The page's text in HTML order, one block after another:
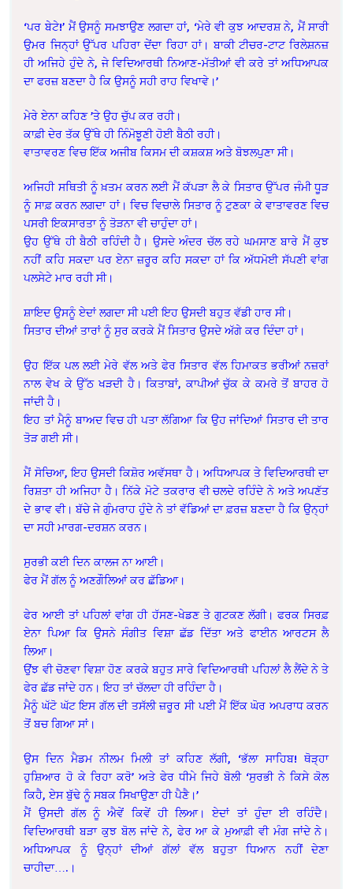
‘ਪਰ ਬੇਟੇ!’ ਮੈਂ ਉਸਨੂੰ ਸਮਝਾਉਣ ਲਗਦਾ ਹਾਂ, ‘ਮੇਰੇ ਵੀ ਕੁਝ ਆਦਰਸ਼ ਨੇ, ਮੈਂ ਸਾਰੀ
ਉਮਰ ਜਿਨ੍ਹਾਂ ਉੱਪਰ ਪਹਿਰਾ ਦੇਂਦਾ ਰਿਹਾ ਹਾਂ। ਬਾਕੀ ਟੀਚਰ-ਟਾਟ ਰਿਲੇਸ਼ਨਜ਼
ਹੀ ਅਜਿਹੇ ਹੁੰਦੇ ਨੇ, ਜੇ ਵਿਦਿਆਰਥੀ ਨਿਆਣ-ਮੱਤੀਆਂ ਵੀ ਕਰੇ ਤਾਂ ਅਧਿਆਪਕ
ਦਾ ਫਰਜ਼ ਬਣਦਾ ਹੈ ਕਿ ਉਸਨੂੰ ਸਹੀ ਰਾਹ ਵਿਖਾਵੇ।’
ਮੇਰੇ ਏਨਾ ਕਹਿਣ ’ਤੇ ਉਹ ਚੁੱਪ ਕਰ ਰਹੀ।
ਕਾਫ਼ੀ ਦੇਰ ਤੱਕ ਉੱਥੇ ਹੀ ਨਿੰਮੋਝੂਣੀ ਹੋਈ ਬੈਠੀ ਰਹੀ।
ਵਾਤਾਵਰਣ ਵਿਚ ਇੱਕ ਅਜੀਬ ਕਿਸਮ ਦੀ ਕਸ਼ਕਸ਼ ਅਤੇ ਬੋਝਲਪੁਣਾ ਸੀ।
ਅਜਿਹੀ ਸਥਿਤੀ ਨੂੰ ਖ਼ਤਮ ਕਰਨ ਲਈ ਮੈਂ ਕੱਪੜਾ ਲੈ ਕੇ ਸਿਤਾਰ ਉੱਪਰ ਜੰਮੀ ਧੂੜ
ਨੂੰ ਸਾਫ਼ ਕਰਨ ਲਗਦਾ ਹਾਂ। ਵਿਚ ਵਿਚਾਲੇ ਸਿਤਾਰ ਨੂੰ ਟੁਣਕਾ ਕੇ ਵਾਤਾਵਰਣ ਵਿਚ
ਪਸਰੀ ਇਕਸਾਰਤਾ ਨੂੰ ਤੋੜਨਾ ਵੀ ਚਾਹੁੰਦਾ ਹਾਂ।
ਉਹ ਉੱਥੇ ਹੀ ਬੈਠੀ ਰਹਿੰਦੀ ਹੈ। ਉਸਦੇ ਅੰਦਰ ਚੱਲ ਰਹੇ ਘਮਸਾਣ ਬਾਰੇ ਮੈਂ ਕੁਝ
ਨਹੀਂ ਕਹਿ ਸਕਦਾ ਪਰ ਏਨਾ ਜ਼ਰੂਰ ਕਹਿ ਸਕਦਾ ਹਾਂ ਕਿ ਅੱਧਮੋਈ ਸੱਪਣੀ ਵਾਂਗ
ਪਲਸੇਟੇ ਮਾਰ ਰਹੀ ਸੀ।
ਸ਼ਾਇਦ ਉਸਨੂੰ ਏਦਾਂ ਲਗਦਾ ਸੀ ਪਈ ਇਹ ਉਸਦੀ ਬਹੁਤ ਵੱਡੀ ਹਾਰ ਸੀ।
ਸਿਤਾਰ ਦੀਆਂ ਤਾਰਾਂ ਨੂੰ ਸੁਰ ਕਰਕੇ ਮੈਂ ਸਿਤਾਰ ਉਸਦੇ ਅੱਗੇ ਕਰ ਦਿੰਦਾ ਹਾਂ।
ਉਹ ਇੱਕ ਪਲ ਲਈ ਮੇਰੇ ਵੱਲ ਅਤੇ ਫੇਰ ਸਿਤਾਰ ਵੱਲ ਹਿਮਾਕਤ ਭਰੀਆਂ ਨਜ਼ਰਾਂ
ਨਾਲ ਵੇਖ ਕੇ ਉੱਠ ਖੜਦੀ ਹੈ। ਕਿਤਾਬਾਂ, ਕਾਪੀਆਂ ਚੁੱਕ ਕੇ ਕਮਰੇ ਤੋਂ ਬਾਹਰ ਹੋ
ਜਾਂਦੀ ਹੈ।
ਇਹ ਤਾਂ ਮੈਨੂੰ ਬਾਅਦ ਵਿਚ ਹੀ ਪਤਾ ਲੱਗਿਆ ਕਿ ਉਹ ਜਾਂਦਿਆਂ ਸਿਤਾਰ ਦੀ ਤਾਰ
ਤੋੜ ਗਈ ਸੀ।
ਮੈਂ ਸੋਚਿਆ, ਇਹ ਉਸਦੀ ਕਿਸ਼ੋਰ ਅਵੱਸਥਾ ਹੈ। ਅਧਿਆਪਕ ਤੇ ਵਿਦਿਆਰਥੀ ਦਾ
ਰਿਸ਼ਤਾ ਹੀ ਅਜਿਹਾ ਹੈ। ਨਿੱਕੇ ਮੋਟੇ ਤਕਰਾਰ ਵੀ ਚਲਦੇ ਰਹਿੰਦੇ ਨੇ ਅਤੇ ਅਪਣੱਤ
ਦੇ ਭਾਵ ਵੀ। ਬੱਚੇ ਜੇ ਗੁੰਮਰਾਹ ਹੁੰਦੇ ਨੇ ਤਾਂ ਵੱਡਿਆਂ ਦਾ ਫ਼ਰਜ਼ ਬਣਦਾ ਹੈ ਕਿ ਉਨ੍ਹਾਂ
ਦਾ ਸਹੀ ਮਾਰਗ-ਦਰਸ਼ਨ ਕਰਨ।
ਸੁਰਭੀ ਕਈ ਦਿਨ ਕਾਲਜ ਨਾ ਆਈ।
ਫੇਰ ਮੈਂ ਗੱਲ ਨੂੰ ਅਣਗੌਲਿਆਂ ਕਰ ਛੱਡਿਆ।
ਫੇਰ ਆਈ ਤਾਂ ਪਹਿਲਾਂ ਵਾਂਗ ਹੀ ਹੱਸਣ-ਖੇਡਣ ਤੇ ਗੁਟਕਣ ਲੱਗੀ। ਫਰਕ ਸਿਰਫ਼
ਏਨਾ ਪਿਆ ਕਿ ਉਸਨੇ ਸੰਗੀਤ ਵਿਸ਼ਾ ਛੱਡ ਦਿੱਤਾ ਅਤੇ ਫਾਈਨ ਆਰਟਸ ਲੈ
ਲਿਆ।
ਉਂਝ ਵੀ ਚੋਣਵਾ ਵਿਸ਼ਾ ਹੋਣ ਕਰਕੇ ਬਹੁਤ ਸਾਰੇ ਵਿਦਿਆਰਥੀ ਪਹਿਲਾਂ ਲੈ ਲੈਂਦੇ ਨੇ ਤੇ
ਫੇਰ ਛੱਡ ਜਾਂਦੇ ਹਨ। ਇਹ ਤਾਂ ਚੱਲਦਾ ਹੀ ਰਹਿੰਦਾ ਹੈ।
ਮੈਨੂੰ ਘੱਟੋ ਘੱਟ ਇਸ ਗੱਲ ਦੀ ਤਸੱਲੀ ਜ਼ਰੂਰ ਸੀ ਪਈ ਮੈਂ ਇੱਕ ਘੋਰ ਅਪਰਾਧ ਕਰਨ
ਤੋਂ ਬਚ ਗਿਆ ਸਾਂ।
ਉਸ ਦਿਨ ਮੈਡਮ ਨੀਲਮ ਮਿਲੀ ਤਾਂ ਕਹਿਣ ਲੱਗੀ, ‘ਭੱਲਾ ਸਾਹਿਬ! ਥੋੜ੍ਹਾ
ਹੁਸ਼ਿਆਰ ਹੋ ਕੇ ਰਿਹਾ ਕਰੋ’ ਅਤੇ ਫੇਰ ਧੀਮੇ ਜਿਹੇ ਬੋਲੀ ‘ਸੁਰਭੀ ਨੇ ਕਿਸੇ ਕੋਲ
ਕਿਹੈ, ਏਸ ਬੁੱਢੇ ਨੂੰ ਸਬਕ ਸਿਖਾਉਣਾ ਹੀ ਪੈਣੈ।’
ਮੈਂ ਉਸਦੀ ਗੱਲ ਨੂੰ ਐਵੇਂ ਕਿਵੇਂ ਹੀ ਲਿਆ। ਏਦਾਂ ਤਾਂ ਹੁੰਦਾ ਈ ਰਹਿੰਦੈ।
ਵਿਦਿਆਰਥੀ ਬੜਾ ਕੁਝ ਬੋਲ ਜਾਂਦੇ ਨੇ, ਫੇਰ ਆ ਕੇ ਮੁਆਫ਼ੀ ਵੀ ਮੰਗ ਜਾਂਦੇ ਨੇ।
ਅਧਿਆਪਕ ਨੂੰ ਉਨ੍ਹਾਂ ਦੀਆਂ ਗੱਲਾਂ ਵੱਲ ਬਹੁਤਾ ਧਿਆਨ ਨਹੀਂ ਦੇਣਾ
ਚਾਹੀਦਾ….।